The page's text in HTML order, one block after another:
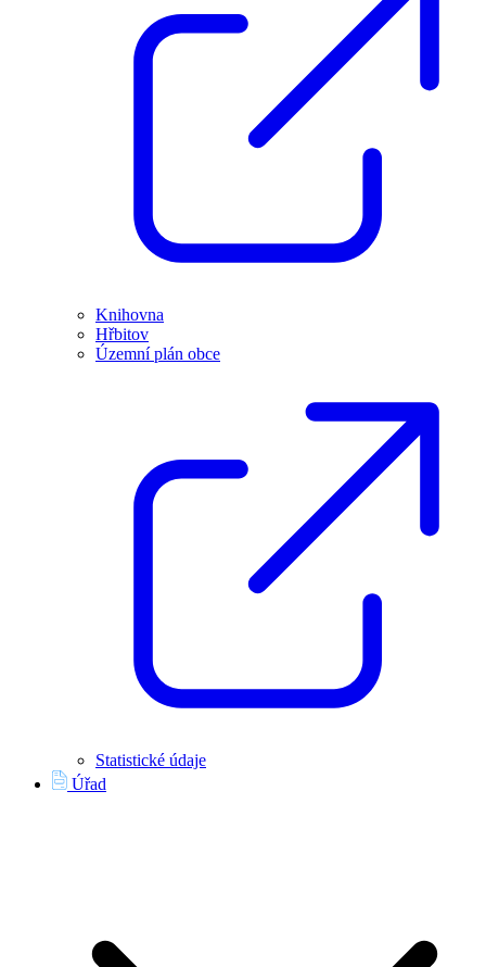
Knihovna
Hřbitov
Územní plán obce
Statistické údaje
Úřad